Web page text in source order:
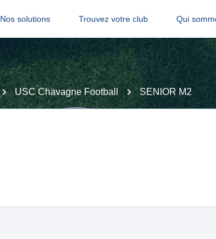
Nos solutions Trouvez votre club Qui
USC Chavagne Football SENIOR M2